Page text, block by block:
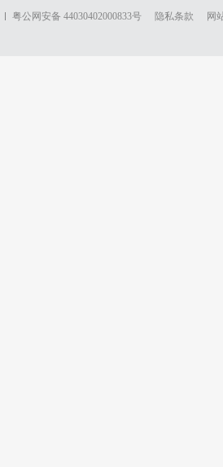
粤公网安备 44030402000833号 隐私条款 网